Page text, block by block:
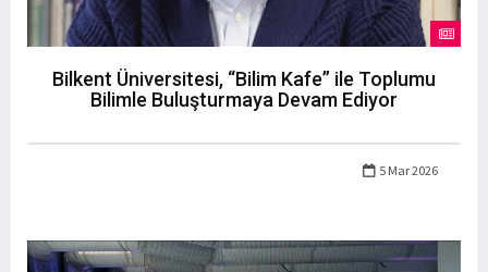
Bilkent Üniversitesi, “Bilim Kafe” ile Toplumu
Bilimle Buluşturmaya Devam Ediyor
5 Mar 2026